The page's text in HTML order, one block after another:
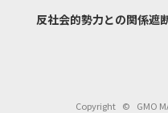
反社会的勢力との関係遮
Copyright © GMO